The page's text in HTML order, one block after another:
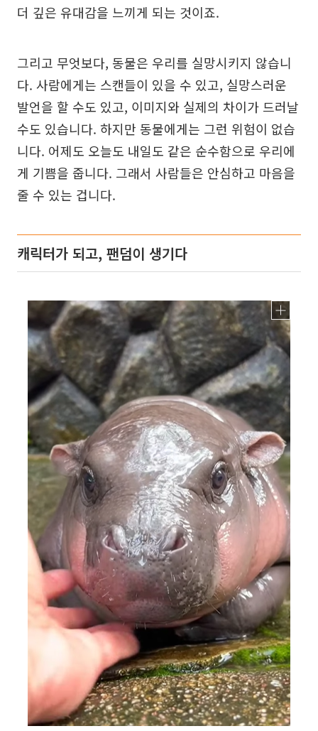
더 깊은 유대감을 느끼게 되는 것이죠.
그리고 무엇보다, 동물은 우리를 실망시키지 않습니
다. 사람에게는 스캔들이 있을 수 있고, 실망스러운
발언을 할 수도 있고, 이미지와 실제의 차이가 드러날
수도 있습니다. 하지만 동물에게는 그런 위험이 없습
니다. 어제도 오늘도 내일도 같은 순수함으로 우리에
게 기쁨을 줍니다. 그래서 사람들은 안심하고 마음을
줄 수 있는 겁니다.
캐릭터가 되고, 팬덤이 생기다